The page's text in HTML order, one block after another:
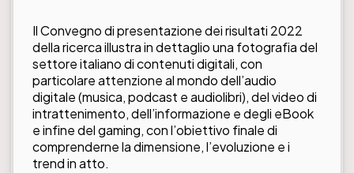
Il Convegno di presentazione dei risultati 2022
della ricerca illustra in dettaglio una fotografia del
settore italiano di contenuti digitali, con
particolare attenzione al mondo dell’audio
digitale (musica, podcast e audiolibri), del video di
intrattenimento, dell’informazione e degli eBook
e infine del gaming, con l’obiettivo finale di
comprenderne la dimensione, l’evoluzione e i
trend in atto.